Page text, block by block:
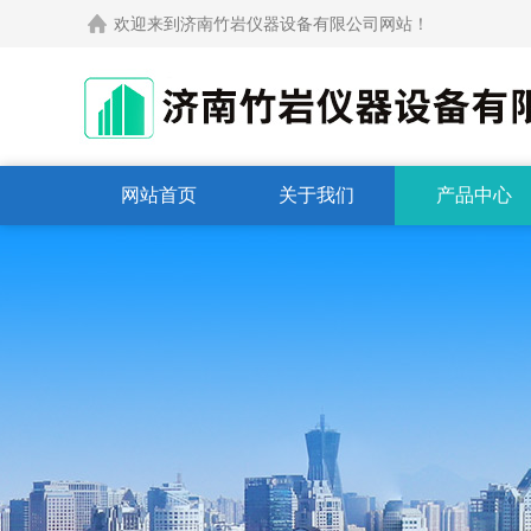
欢迎来到济南竹岩仪器设备有限公司网站！
网站首页 关于我们 产品中心